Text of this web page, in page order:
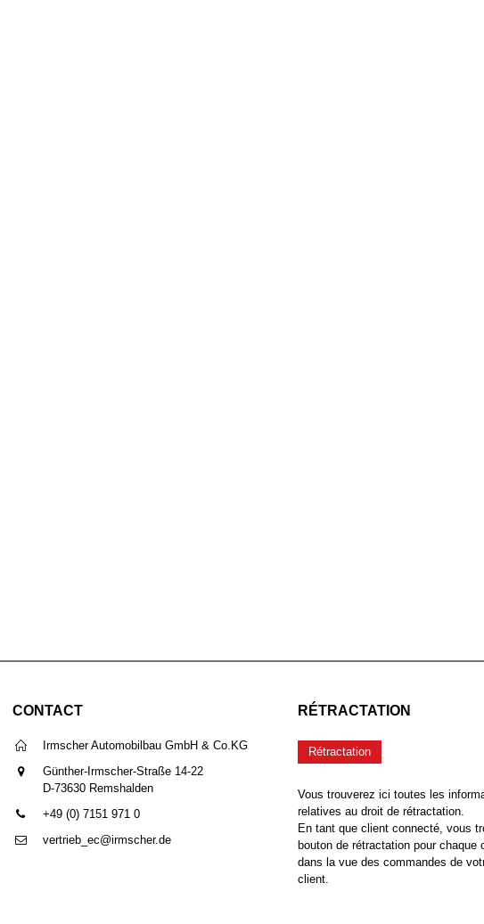
CONTACT
Irmscher Automobilbau GmbH & Co.KG
Günther-Irmscher-Straße 14-22
D-73630 Remshalden
+49 (0) 7151 971 0
vertrieb_ec@irmscher.de
RÉTRACTATION
Rétractation
Vous trouverez ici toutes les
relatives au droit de rétractation.
En tant que client connecté, vous
bouton de rétractation pour chaque
dans la vue des commandes de
client.